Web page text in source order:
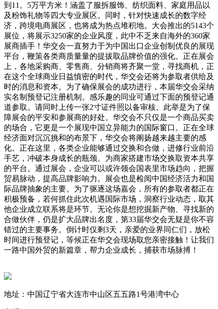
到11。5万平方米！涵盖了服拆服饰、纺织面料、家庭用品以
及粉饰礼物等四大专业展区。同时，针对快速成长的数字经
济，跨境电商展区，也将成为热点堆积地。大会推出的5143个
展位，将展示3250家的企业风度，此中不乏来自海外的360家
展商插手！华交会一直努力于为中国出口企业创制优良的展现
平台，鞭策各类商质量量的提拔取品牌价值的强化。正在展会
上，各地采购商、零售商、分销商将齐聚一堂，寻找商机，正
在这个全球商业日益慎密的时代，华交会还将为参取者供给及
时的消息和资本。为了确保展会的成功进行，本届华交会采纳
实名制预登记注册机制。感乐趣的同业可通过下面的预登记通
道参取。请同时上传一张2寸证件照以备审核。此举是为了保
障展会的平安和参展商的好处。华交会不只仅是一个商品买卖
的场合，它更是一个展现中国立异能力的国际窗口。正在全球
经济面对沉沉挑和的布景下，华交会将阐扬越来越主要的感
化。正在这里，各类企业能够通过交换和合做，进修行业前沿
手艺，冲破本身成长的瓶颈。为商家搭建市场交换取资本共享
的平台。通过展会，企业可以或许领会国表里市场趋向，把握
贸易脉动，提高品牌影响力。展会也是检阅中国经济活力和国
际品牌抽象的主要。为了驱逐这场嘉会，所有的参取者都正在
积极预备，若何抓住此次机遇国际市场，洞察行业动态，取其
他企业成立联系将是环节。无论你是想挖掘新产物、寻找新的
合做伙伴，仍是扩大品牌出名度，第33届华交会无疑是你不容
错过的主要事务。倒计时仅剩3天，亲爱的业界同仁们，放松
时间进行预登记，等候正在华交会现场取您亲密接触！让我们
一路中国外贸的新篇章，帮力企业成长，捕获市场脉搏！
地址：中国辽宁省大连市中山区五五路1号港湾中心